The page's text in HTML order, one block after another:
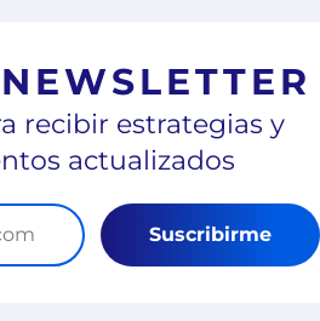
recibir estrategias y
actualizados
Suscribirme